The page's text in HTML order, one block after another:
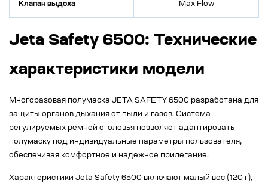
Клапан выдоха Max Flow
Jeta Safety 6500: Технические
характеристики модели
Многоразовая полумаска JETA SAFETY 6500 разработана для
защиты органов дыхания от пыли и газов. Система
регулируемых ремней оголовья позволяет адаптировать
полумаску под индивидуальные параметры пользователя,
обеспечивая комфортное и надежное прилегание.
Характеристики Jeta Safety 6500 включают малый вес (120 г),